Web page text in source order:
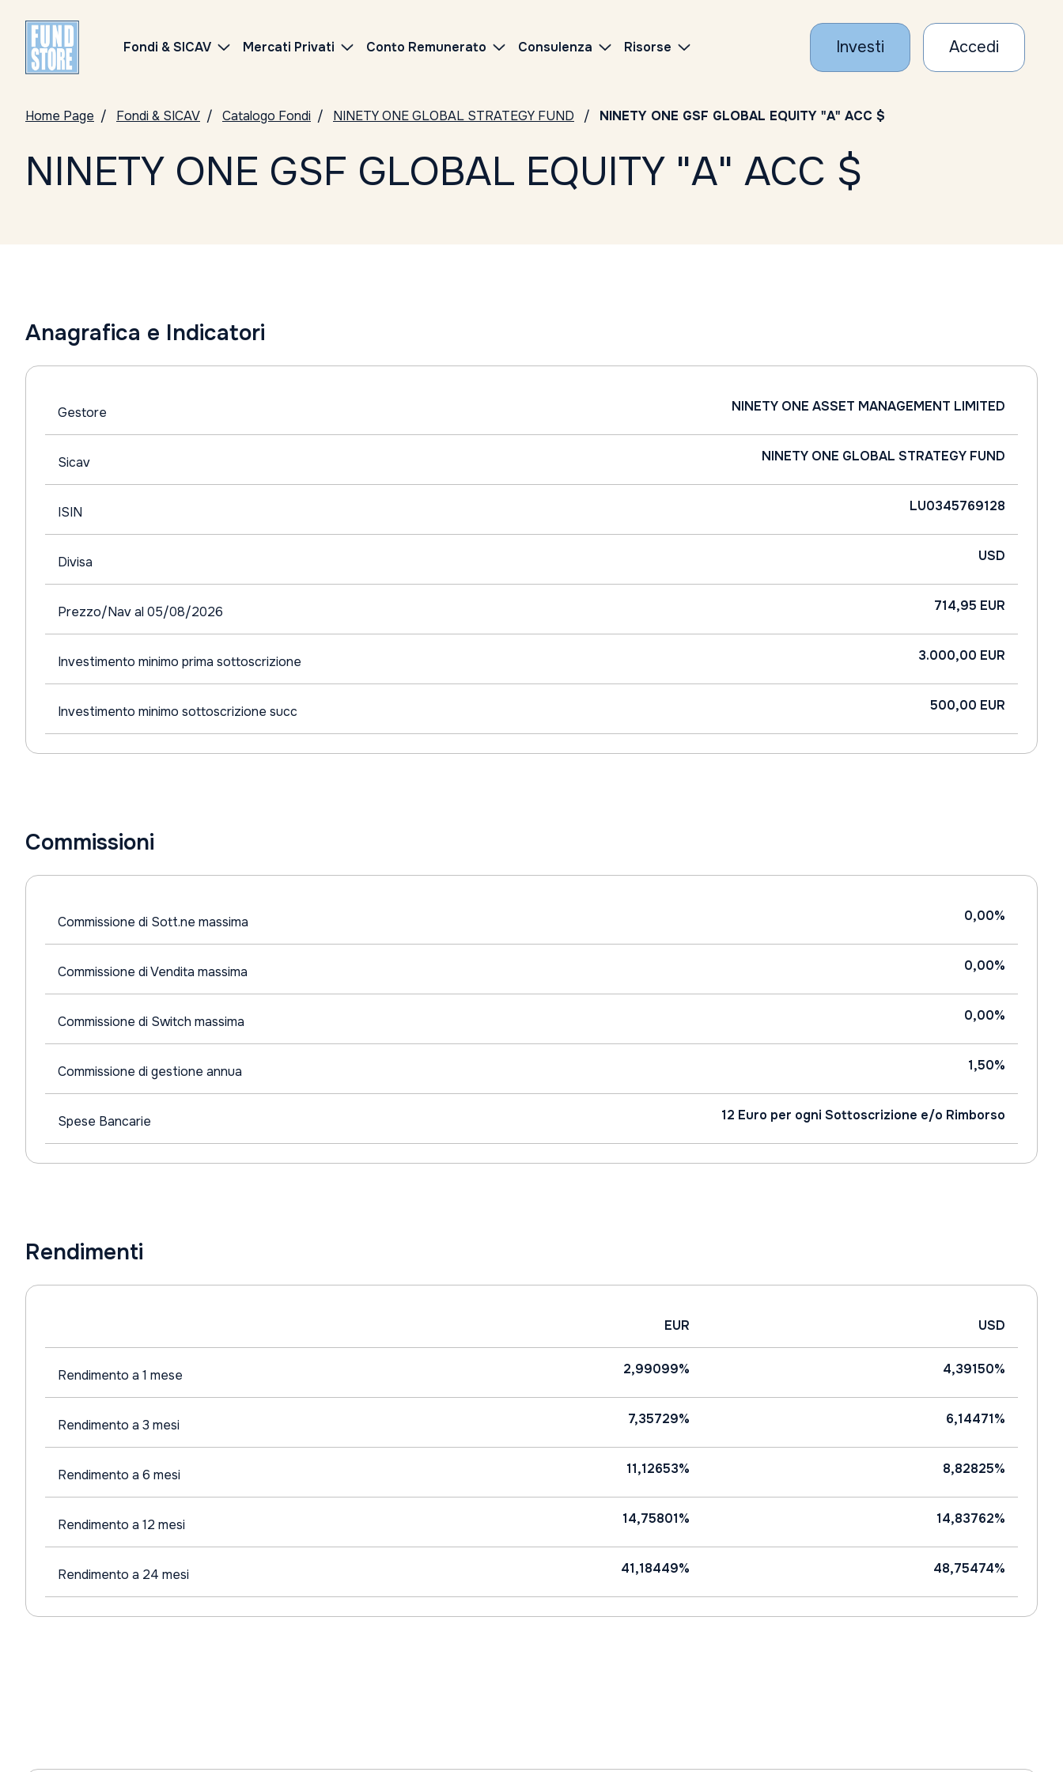
Fondi & SICAV Mercati Privati Conto Remunerato Consulenza Risorse Investi Accedi
Home Page Fondi & SICAV Catalogo Fondi NINETY ONE GLOBAL STRATEGY FUND NINETY ONE GSF GLOBAL EQUITY "A" ACC $
NINETY ONE GSF GLOBAL EQUITY "A" ACC $
Anagrafica e Indicatori
Gestore NINETY ONE ASSET MANAGEMENT LIMITED
Sicav NINETY ONE GLOBAL STRATEGY FUND
ISIN LU0345769128
Divisa USD
Prezzo/Nav al 05/08/2026 714,95 EUR
Investimento minimo prima sottoscrizione 3.000,00 EUR
Investimento minimo sottoscrizione succ 500,00 EUR
Commissioni
Commissione di Sott.ne massima 0,00%
Commissione di Vendita massima 0,00%
Commissione di Switch massima 0,00%
Commissione di gestione annua 1,50%
Spese Bancarie 12 Euro per ogni Sottoscrizione e/o Rimborso
Rendimenti
EUR USD
Rendimento a 1 mese 2,99099% 4,39150%
Rendimento a 3 mesi 7,35729% 6,14471%
Rendimento a 6 mesi 11,12653% 8,82825%
Rendimento a 12 mesi 14,75801% 14,83762%
Rendimento a 24 mesi 41,18449% 48,75474%